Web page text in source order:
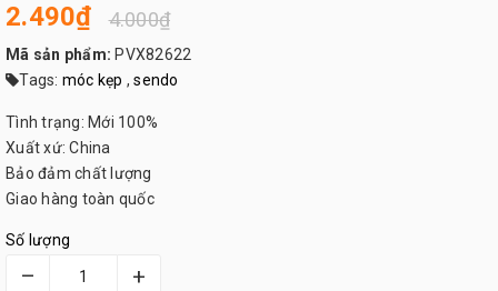
2.490₫ 4.000₫
Mã sản phẩm: PVX82622
Tags: móc kẹp ,sendo
Tình trạng: Mới 100%
Xuất xứ: China
Bảo đảm chất lượng
Giao hàng toàn quốc
Số lượng
– +